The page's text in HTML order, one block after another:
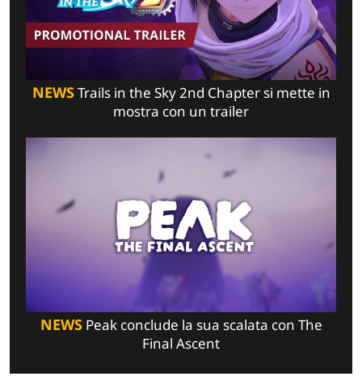
NEWSTrails in the Sky 2nd Chapter si mette in
mostra con un trailer
NEWSPeak conclude la sua scalata con The
Final Ascent